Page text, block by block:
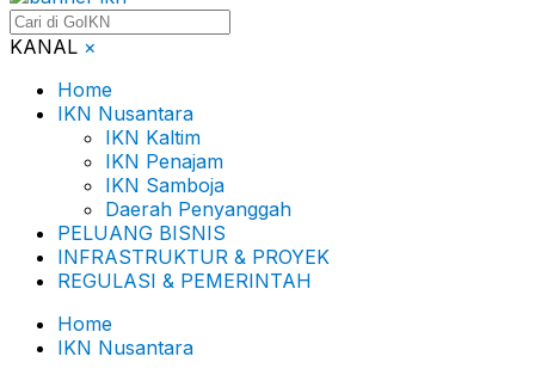
KANAL ×
Home
IKN Nusantara
IKN Kaltim
IKN Penajam
IKN Samboja
Daerah Penyanggah
PELUANG BISNIS
INFRASTRUKTUR & PROYEK
REGULASI & PEMERINTAH
Home
IKN Nusantara